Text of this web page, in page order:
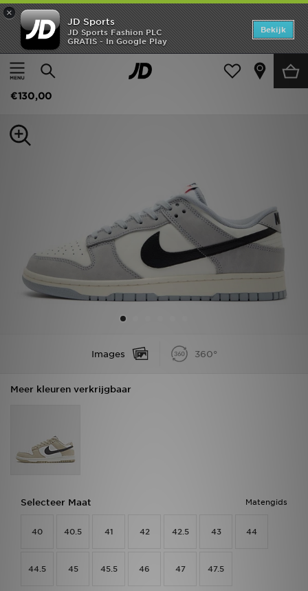
×
JD Sports
JD Sports Fashion PLC
GRATIS - In Google Play
Bekijk
Thuis
Heren Herenschoenen Sneakers
Nike Dunk Low
€130,00
Images 360°
Meer kleuren verkrijgbaar
Matengids
Selecteer Maat
40 40.5 41 42 42.5 43 44
44.5 45 45.5 46 47 47.5
Home
Offers
Dames
Sports
Klantenservice
Download de app
Wie wij zijn